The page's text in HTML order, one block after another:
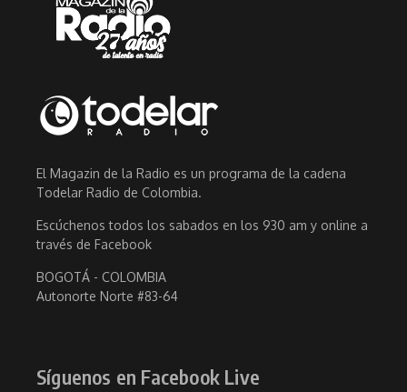
El Magazin de la Radio es un programa de la cadena
Todelar Radio de Colombia.
Escúchenos todos los sabados en los 930 am y online a
través de Facebook
BOGOTÁ - COLOMBIA
Autonorte Norte #83-64
Síguenos en Facebook Live